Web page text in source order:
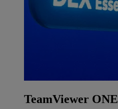
TeamViewer ONE